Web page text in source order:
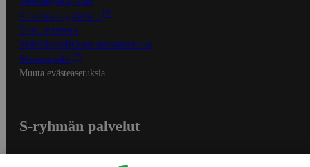
Palvelun käyttöehdot
Saavutettavuus
Mobiilisovelluksen saavutettavuus
Mainostajalle
Muuta evästeasetuksia
S-ryhmän palvelut